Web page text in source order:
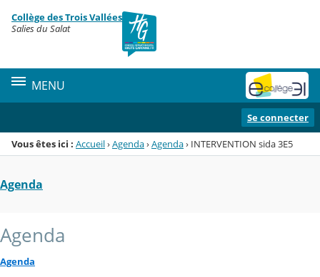
Menu de la rubrique
Contenu
Collège des Trois Vallées
Salies du Salat
MENU
Se connecter
Vous êtes ici : Accueil›Agenda›Agenda› INTERVENTION sida 3E5
Agenda
Agenda
Agenda